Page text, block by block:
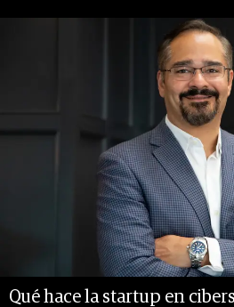
Qué hace la startup en